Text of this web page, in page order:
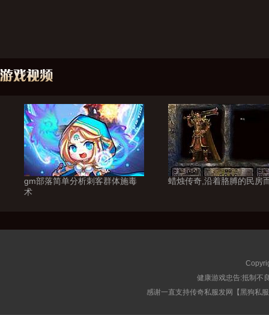
gm部落简单分析刺客群体施毒
术
蜡烛传奇,沿着胳膊的民房
健康游戏忠告:抵制不
感谢一直支持传奇私服发网【黑狗私